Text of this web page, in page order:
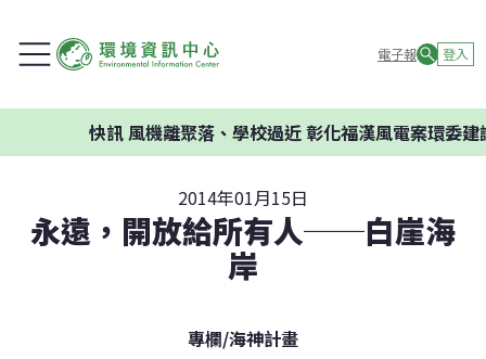
電子報 登入
風機離聚落、學校過近 彰化福漢風電案環委建議不應開
2014年01月15日
永遠，開放給所有人──白崖海
岸
專欄/海神計畫